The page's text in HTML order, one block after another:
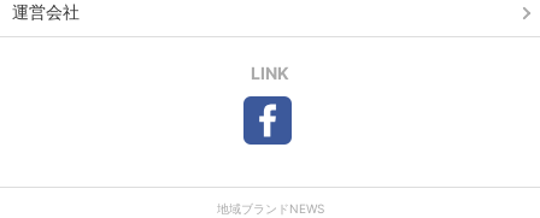
運営会社
LINK
地域ブランドNEWS